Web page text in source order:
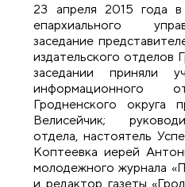
23 апреля 2015 года в
епархиального
заседание
издательского отделов
заседании приняли
информационного
Гродненского округа
Велисейчик;
отдела, настоятель
Коптеевка иерей
молодежного журнала
и редактор газеты